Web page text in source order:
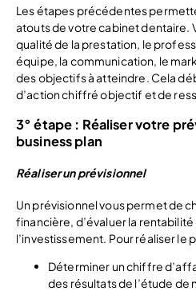
Les étapes précédentes
atouts de votre cabinet dentaire.
qualité de la prestation, le
équipe, la communication, le
des objectifs à atteindre. Cela
d’action chiffré objectif et de
3° étape : Réaliser votre
business plan
Réaliser un
Un prévisionnel vous permet de
financière, d’évaluer la
l’investissement. Pour réaliser le
Déterminer un chiffre
des résultats de l’étude de